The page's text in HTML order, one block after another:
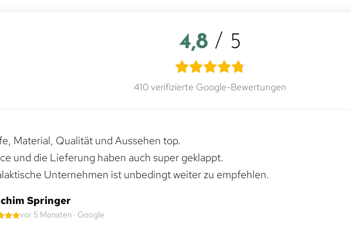
4,8 / 5
410 verifizierte Google-Bewertungen
Material, Qualität und Aussehen top.
und die Lieferung haben auch super geklappt.
Unternehmen ist unbedingt weiter zu empfehlen.
Springer
vor 5 Monaten · Google